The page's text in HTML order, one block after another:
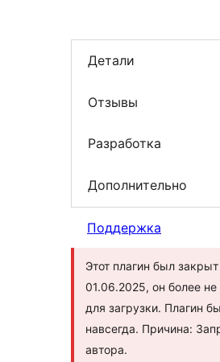
Детали
Отзывы
Разработка
Дополнительно
Поддержка
Этот плагин был закрыт
01.06.2025, он более не
для загрузки. Плагин
навсегда. Причина:
автора.